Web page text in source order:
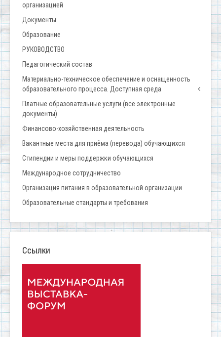
организацией
Документы
Образование
РУКОВОДСТВО
Педагогический состав
Материально-техническое обеспечение и оснащенность
образовательного процесса. Доступная среда
Платные образовательные услуги (все электронные
документы)
Финансово-хозяйственная деятельность
Вакантные места для приёма (перевода) обучающихся
Стипендии и меры поддержки обучающихся
Международное сотрудничество
Организация питания в образовательной организации
Образовательные стандарты и требования
Ссылки